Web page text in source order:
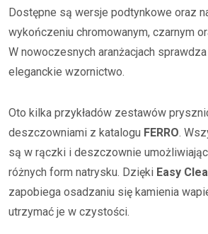
Dostępne są wersje podtynkowe oraz
wykończeniu chromowanym, czarnym
W nowoczesnych aranżacjach
eleganckie wzornictwo.
Oto kilka przykładów zestawów
deszczowniami z katalogu FERRO.
są w rączki i deszczownie
różnych form natrysku. Dzięki Easy
zapobiega osadzaniu się kamienia
utrzymać je w czystości.